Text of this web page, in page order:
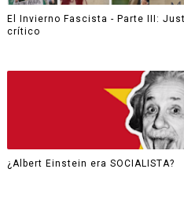
El Invierno Fascista - Parte III:
crítico
¿Albert Einstein era SOCIALISTA?